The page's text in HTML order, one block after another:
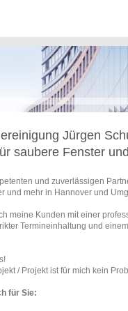
Jürgen
Fenster und
und zuverlässigen
und mehr in Hannover und
meine Kunden mit einer
Termineinhaltung und
/ Projekt ist für mich kein
für Sie: